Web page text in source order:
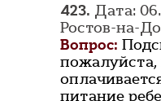
423. Дата:
Ростов-на-
Вопрос:
пожалуйста,
питание